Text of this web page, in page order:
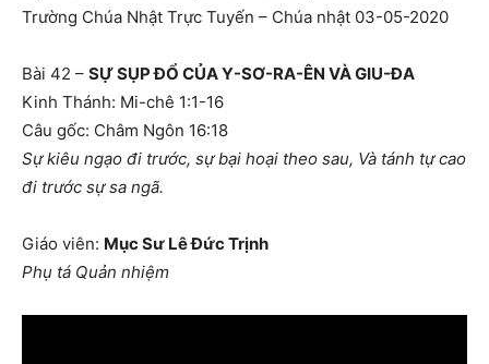
Trường Chúa Nhật Trực Tuyến – Chúa nhật 03-05-2020
Bài 42 – SỰ SỤP ĐỔ CỦA Y-SƠ-RA-ÊN VÀ GIU-ĐA
Kinh Thánh: Mi-chê 1:1-16
Câu gốc: Châm Ngôn 16:18
Sự kiêu ngạo đi trước, sự bại hoại theo sau, Và tánh tự cao
đi trước sự sa ngã.
Giáo viên: Mục Sư Lê Đức Trịnh
Phụ tá Quản nhiệm